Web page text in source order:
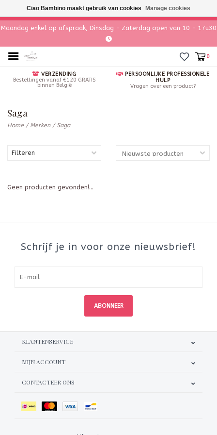
Maandag enkel op afspraak, Dinsdag - Zaterdag open van 10 - 17u30
0
VERZENDING
Bestellingen vanaf €120 GRATIS
binnen België
PERSOONLIJKE PROFESSIONELE
HULP
Vragen over een product?
Saga
Home / Merken/ Saga
Filteren
Geen producten gevonden!...
Schrijf je in voor onze nieuwsbrief!
ABONNEER
KLANTENSERVICE
MIJN ACCOUNT
CONTACTEER ONS
Ciao Bambino maakt gebruik van cookies Manage cookies